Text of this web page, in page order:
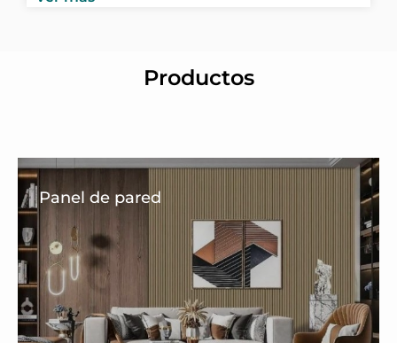
Productos
Panel de pared